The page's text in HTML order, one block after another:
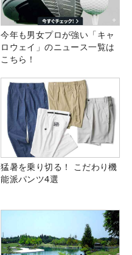
今年も男女プロが強い「キャ
ロウェイ」のニュース一覧は
こちら！
猛暑を乗り切る！ こだわり機
能派パンツ4選